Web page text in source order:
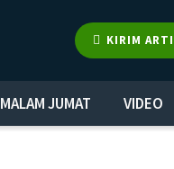
KIRIM
MALAM JUMAT VIDEO